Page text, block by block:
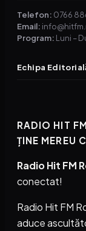
Telefon: 0766
Email:
Program: Luni –
Echipa
RADIO HIT
ȚINE MEREU
Radio Hit FM
conectat!
Radio Hit FM
aduce